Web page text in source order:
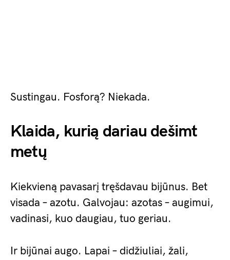
Sustingau. Fosforą? Niekada.
Klaida, kurią dariau dešimt
metų
Kiekvieną pavasarį tręšdavau bijūnus. Bet
visada – azotu. Galvojau: azotas – augimui,
vadinasi, kuo daugiau, tuo geriau.
Ir bijūnai augo. Lapai – didžiuliai, žali,